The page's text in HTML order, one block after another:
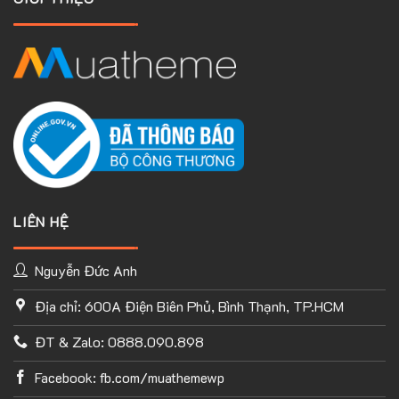
TÙY CHỈNH WEBSITE THEO PHONG CÁCH CỦA BẠN
Với thư viện ứng dụng khổng lồ và UX Builder, bạn có thể tự
tay thiết kế website của mình tùy ý mà không cần đến khả
năng coding. Chỉ cần hình dung ra ý tưởng của mình và
LIÊN HỆ
Nguyễn Đức Anh
Địa chỉ: 600A Điện Biên Phủ, Bình Thạnh, TP.HCM
ĐT & Zalo: 0888.090.898
Facebook: fb.com/muathemewp